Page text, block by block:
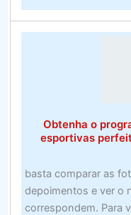
10
Obtenha o
esportivas
basta comparar as
depoimentos e ver o
correspondem. Para